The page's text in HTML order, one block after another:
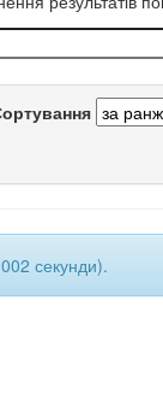
секунди).